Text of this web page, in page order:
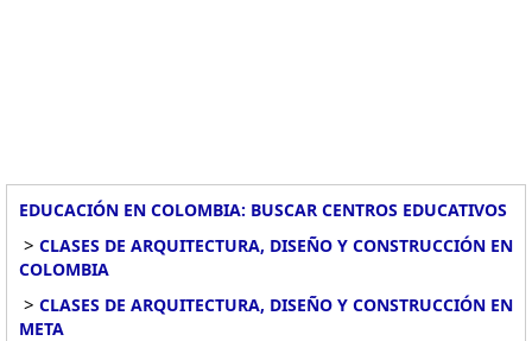
EDUCACIÓN EN COLOMBIA: BUSCAR CENTROS EDUCATIVOS
> CLASES DE ARQUITECTURA, DISEÑO Y CONSTRUCCIÓN EN
COLOMBIA
> CLASES DE ARQUITECTURA, DISEÑO Y CONSTRUCCIÓN EN
META